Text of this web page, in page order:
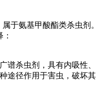
于氨基甲酸酯类杀虫剂。
谱杀虫剂，具有内吸性、
途径作用于害虫，破坏其